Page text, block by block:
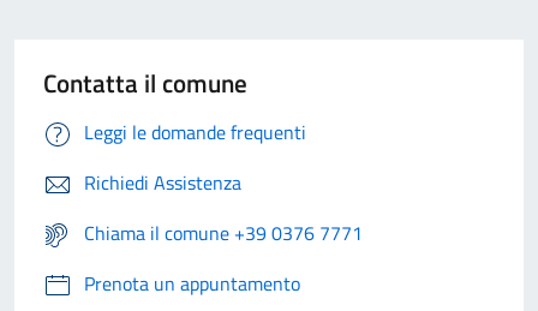
Contatta il comune
Leggi le domande frequenti
Richiedi Assistenza
Chiama il comune +39 0376 7771
Prenota un appuntamento